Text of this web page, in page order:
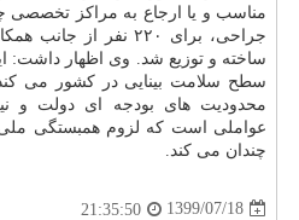
مناسب و یا ارجاع به مراکز
جراحی، برای ۲۲۰ نفر از
ساخته و توزیع شد. وی اظهار داشت:
سطح سلامت بینایی در کشور می
محدودیت های بودجه ای دولت و
عواملی است که لزوم همبستگی ملی
چندان می کند.
1399/07/18
21:35:50